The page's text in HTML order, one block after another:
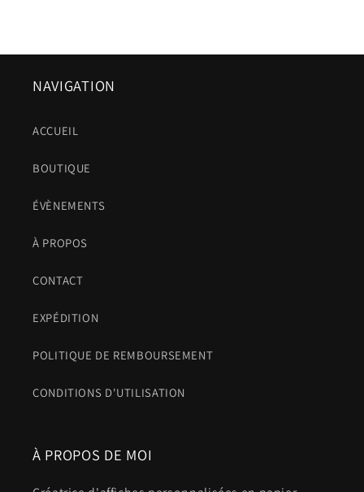
NAVIGATION
ACCUEIL
BOUTIQUE
ÉVÈNEMENTS
À PROPOS
CONTACT
EXPÉDITION
POLITIQUE DE REMBOURSEMENT
CONDITIONS D'UTILISATION
À PROPOS DE MOI